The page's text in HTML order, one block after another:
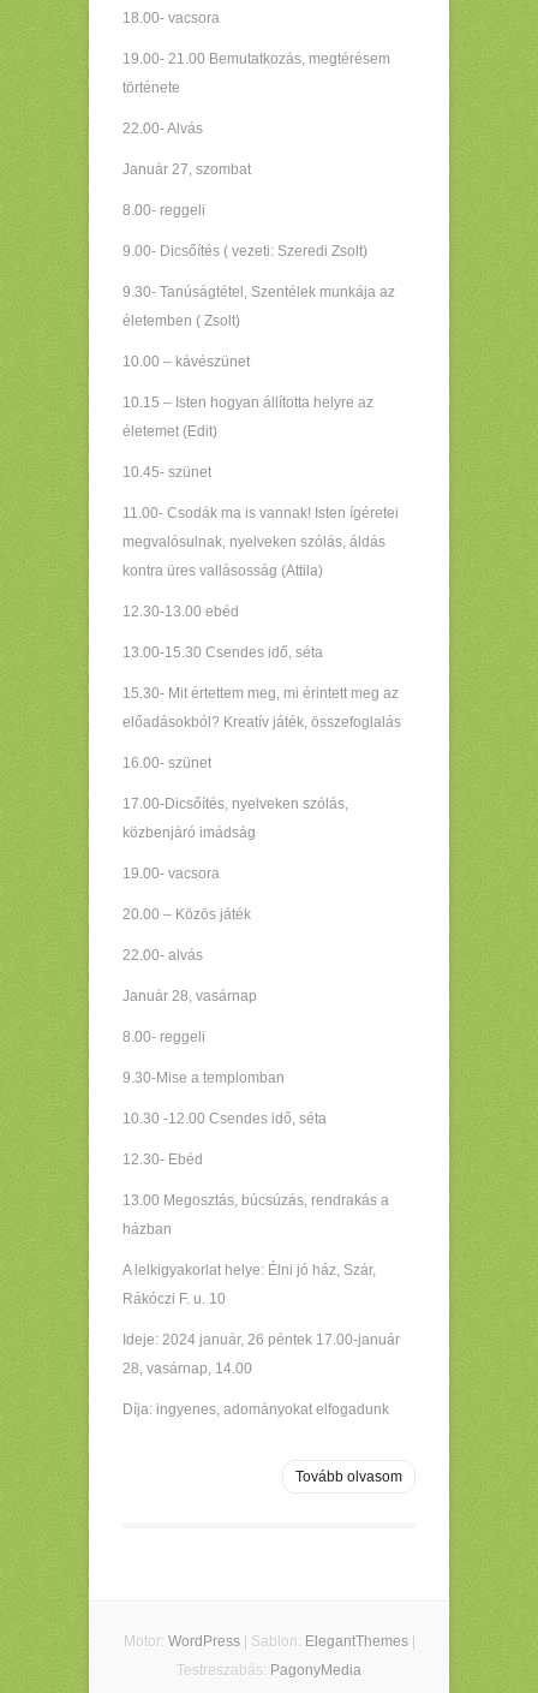
18.00- vacsora
19.00- 21.00 Bemutatkozás, megtérésem
története
22.00- Alvás
Január 27, szombat
8.00- reggeli
9.00- Dicsőítés ( vezeti: Szeredi Zsolt)
9.30- Tanúságtétel, Szentélek munkája az
életemben ( Zsolt)
10.00 – kávészünet
10.15 – Isten hogyan állította helyre az
életemet (Edit)
10.45- szünet
11.00- Csodák ma is vannak! Isten ígéretei
megvalósulnak, nyelveken szólás, áldás
kontra üres vallásosság (Attila)
12.30-13.00 ebéd
13.00-15.30 Csendes idő, séta
15.30- Mit értettem meg, mi érintett meg az
előadásokból? Kreatív játék, összefoglalás
16.00- szünet
17.00-Dicsőítés, nyelveken szólás,
közbenjáró imádság
19.00- vacsora
20.00 – Közös játék
22.00- alvás
Január 28, vasárnap
8.00- reggeli
9.30-Mise a templomban
10.30 -12.00 Csendes idő, séta
12.30- Ebéd
13.00 Megosztás, búcsúzás, rendrakás a
házban
A lelkigyakorlat helye: Élni jó ház, Szár,
Rákóczi F. u. 10
Ideje: 2024 január, 26 péntek 17.00-január
28, vasárnap, 14.00
Díja: ingyenes, adományokat elfogadunk
Tovább olvasom
Motor: WordPress| Sablon: ElegantThemes|
Testreszabás: PagonyMedia